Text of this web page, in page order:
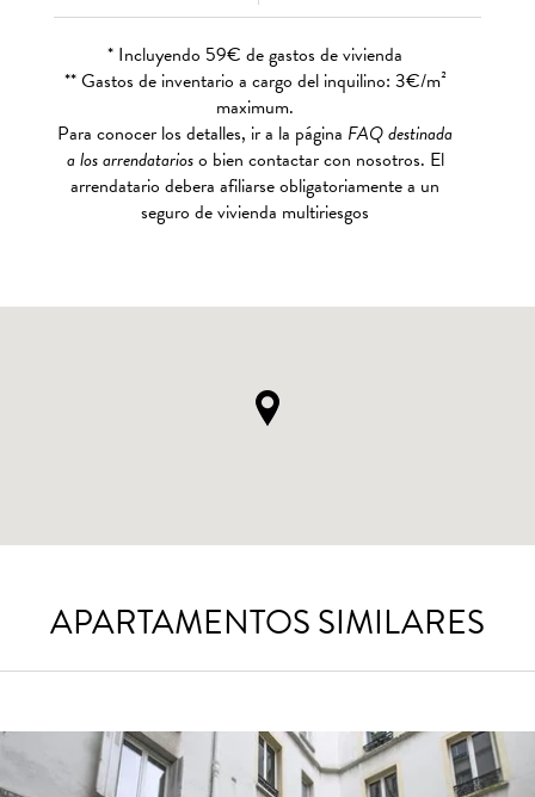
* Incluyendo 59€ de gastos de vivienda
** Gastos de inventario a cargo del inquilino: 3€/m²
maximum.
Para conocer los detalles, ir a la página FAQ destinada
a los arrendatarioso bien contactar con nosotros. El
arrendatario debera afiliarse obligatoriamente a un
seguro de vivienda multiriesgos
APARTAMENTOS SIMILARES